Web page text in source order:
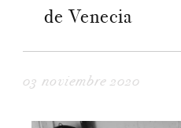
de Venecia
03 noviembre 2020